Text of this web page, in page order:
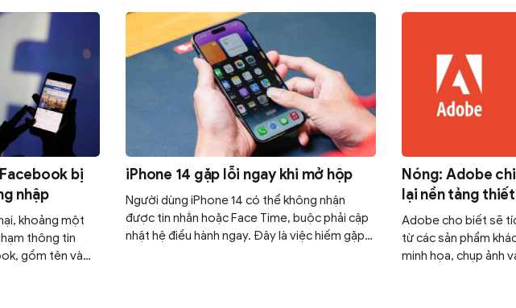
bị
nhập
khoảng một
thông tin
gồm tên và
iPhone 14 gặp lỗi ngay khi mở hộp
Người dùng iPhone 14 có thể không nhận
được tin nhắn hoặc Face Time, buộc phải cập
nhật hệ điều hành ngay. Đây là việc hiếm gặp
Nóng: Adobe
lại nền tảng
Adobe cho biết sẽ
từ các sản phẩm
minh họa, chụp ảnh